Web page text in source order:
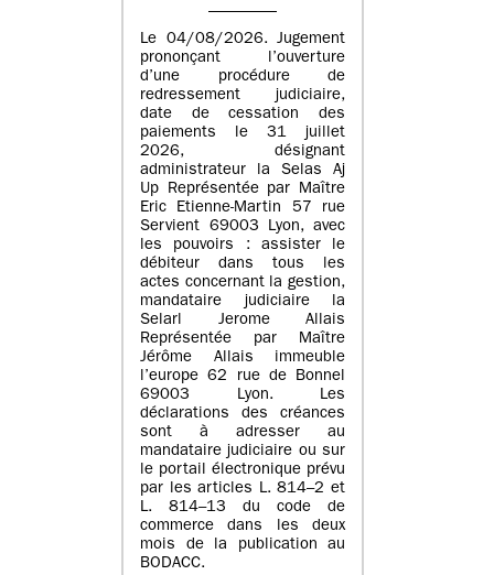
Le 04/08/2026. Jugement
prononçant l’ouverture
d’une procédure de
redressement judiciaire,
date de cessation des
paiements le 31 juillet
2026, désignant
administrateur la Selas Aj
Up Représentée par Maître
Eric Etienne-Martin 57 rue
Servient 69003 Lyon, avec
les pouvoirs : assister le
débiteur dans tous les
actes concernant la gestion,
mandataire judiciaire la
Selarl Jerome Allais
Représentée par Maître
Jérôme Allais immeuble
l’europe 62 rue de Bonnel
69003 Lyon. Les
déclarations des créances
sont à adresser au
mandataire judiciaire ou sur
le portail électronique prévu
par les articles L. 814–2 et
L. 814–13 du code de
commerce dans les deux
mois de la publication au
BODACC.